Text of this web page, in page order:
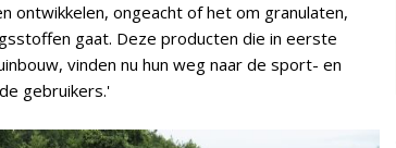
ontwikkelen, ongeacht of het om granulaten,
gaat. Deze producten die in eerste
vinden nu hun weg naar de sport- en
gebruikers.'